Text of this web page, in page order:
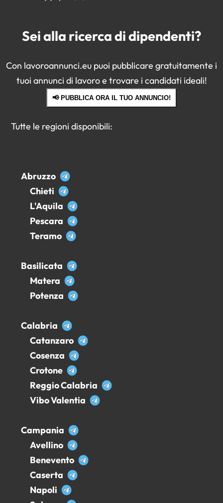
Sei alla ricerca di dipendenti?
Con lavoroannunci.eu puoi pubblicare gratuitamente i
tuoi annunci di lavoro e trovare i candidati ideali!
📢 PUBBLICA ORA IL TUO ANNUNCIO!
Tutte le regioni disponibili:
Abruzzo
Chieti
L'Aquila
Pescara
Teramo
Basilicata
Matera
Potenza
Calabria
Catanzaro
Cosenza
Crotone
Reggio Calabria
Vibo Valentia
Campania
Avellino
Benevento
Caserta
Napoli